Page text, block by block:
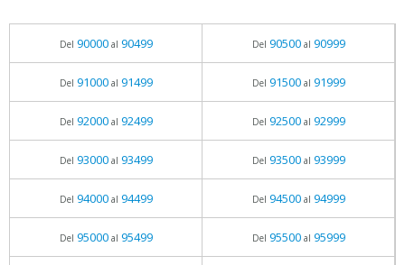
Del 90000al 90499 Del 90500al 90999
Del 91000al 91499 Del 91500al 91999
Del 92000al 92499 Del 92500al 92999
Del 93000al 93499 Del 93500al 93999
Del 94000al 94499 Del 94500al 94999
Del 95000al 95499 Del 95500al 95999